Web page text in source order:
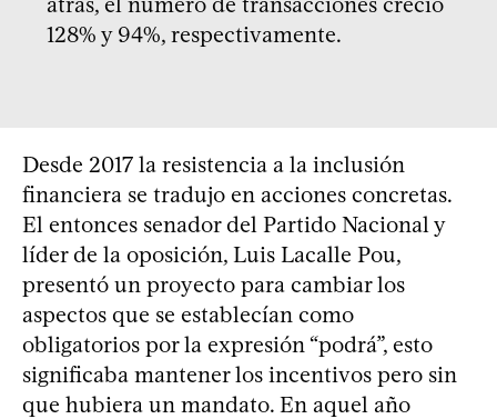
128% y 94%, respectivamente.
Desde 2017 la resistencia a la inclusión
financiera se tradujo en acciones concretas.
El entonces senador del Partido Nacional y
líder de la oposición, Luis Lacalle Pou,
presentó un proyecto para cambiar los
aspectos que se establecían como
obligatorios por la expresión “podrá”, esto
significaba mantener los incentivos pero sin
que hubiera un mandato. En aquel año